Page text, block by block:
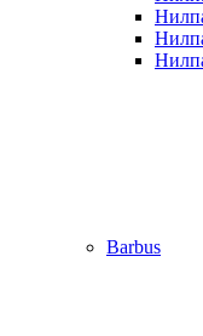
Barbus